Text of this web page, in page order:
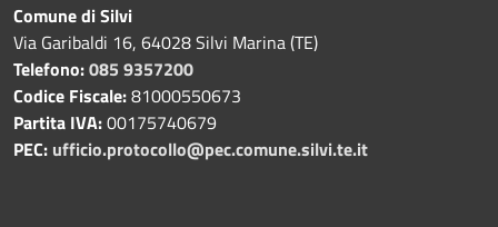
Comune di Silvi
Via Garibaldi 16, 64028 Silvi Marina (TE)
Telefono:085 9357200
Codice Fiscale:81000550673
Partita IVA:00175740679
PEC: ufficio.protocollo@pec.comune.silvi.te.it